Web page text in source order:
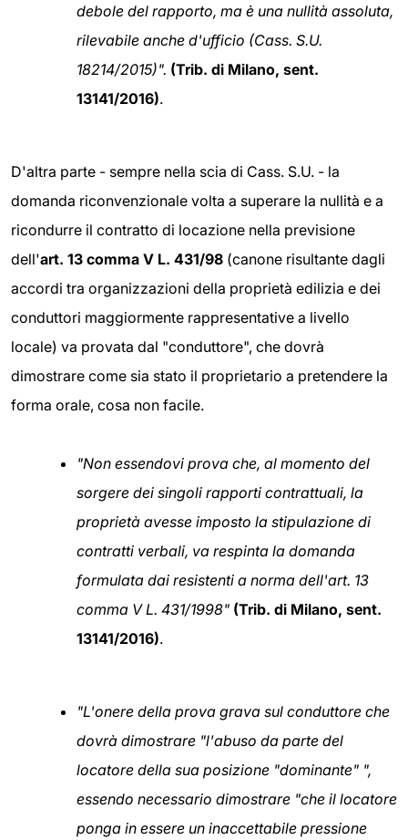
debole del rapporto, ma è una nullità assoluta,
rilevabile anche d'ufficio (Cass. S.U.
18214/2015)". (Trib. di Milano, sent.
13141/2016).
D'altra parte - sempre nella scia di Cass. S.U. - la
domanda riconvenzionale volta a superare la nullità e a
ricondurre il contratto di locazione nella previsione
dell'art. 13 comma V L. 431/98 (canone risultante dagli
accordi tra organizzazioni della proprietà edilizia e dei
conduttori maggiormente rappresentative a livello
locale) va provata dal "conduttore", che dovrà
dimostrare come sia stato il proprietario a pretendere la
forma orale, cosa non facile.
"Non essendovi prova che, al momento del
sorgere dei singoli rapporti contrattuali, la
proprietà avesse imposto la stipulazione di
contratti verbali, va respinta la domanda
formulata dai resistenti a norma dell'art. 13
comma V L. 431/1998" (Trib. di Milano, sent.
13141/2016).
"L'onere della prova grava sul conduttore che
dovrà dimostrare "l'abuso da parte del
locatore della sua posizione "dominante" ",
essendo necessario dimostrare "che il locatore
ponga in essere un inaccettabile pressione